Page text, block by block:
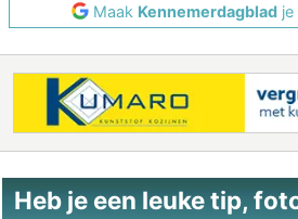
Maak Kennemerdagblad
Heb je een leuke tip,